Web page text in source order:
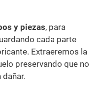
y piezas, para
cada parte
Extraeremos la
preservando que no